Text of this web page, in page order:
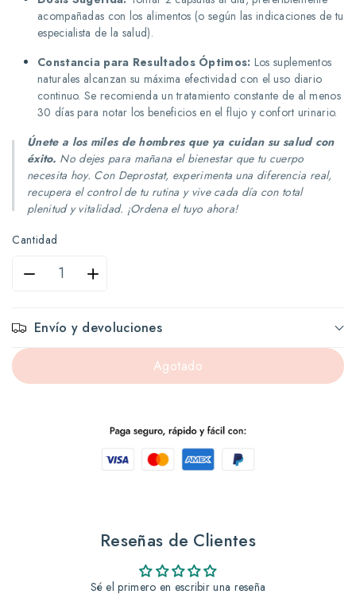
acompañadas con los alimentos (o según las indicaciones de tu
especialista de la salud).
Constancia para Resultados Óptimos: Los suplementos
naturales alcanzan su máxima efectividad con el uso diario
continuo. Se recomienda un tratamiento constante de al menos
30 días para notar los beneficios en el flujo y confort urinario.
Únete a los miles de hombres que ya cuidan su salud con
éxito. No dejes para mañana el bienestar que tu cuerpo
necesita hoy. Con Deprostat, experimenta una diferencia real,
recupera el control de tu rutina y vive cada día con total
plenitud y vitalidad. ¡Ordena el tuyo ahora!
Cantidad
Reducir
cantidad
para
Deprostat
Aumentar
cantidad
para
Deprostat
60
caps
Envío y devoluciones
Agotado
Reseñas de Clientes
Sé el primero en escribir una reseña